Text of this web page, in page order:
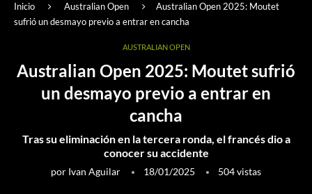
Inicio Australian Open
Australian Open 2025: Moutet
sufrió un desmayo previo a entrar en cancha
AUSTRALIAN OPEN
Australian Open 2025: Moutet sufrió
un desmayo previo a entrar en
cancha
Tras su eliminación en la tercera ronda, el francés dio a
conocer su accidente
por Ivan Aguilar 18/01/2025 504vistas